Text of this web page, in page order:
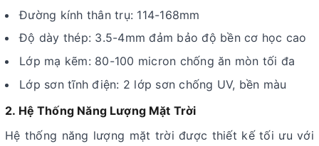
Đường kính thân trụ: 114-168mm
Độ dày thép: 3.5-4mm đảm bảo độ bền cơ học cao
Lớp mạ kẽm: 80-100 micron chống ăn mòn tối đa
Lớp sơn tĩnh điện: 2 lớp sơn chống UV, bền màu
2. Hệ Thống Năng Lượng Mặt Trời
Hệ thống năng lượng mặt trời được thiết kế tối ưu với